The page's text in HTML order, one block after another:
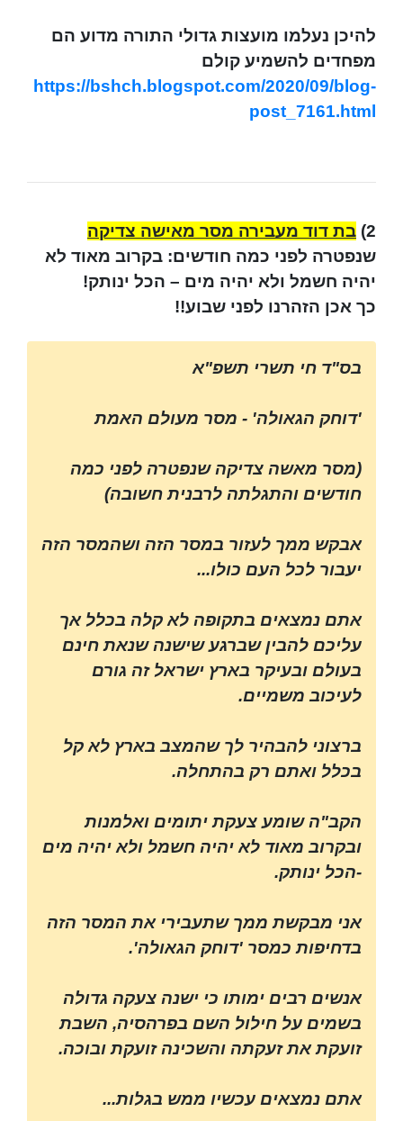
להיכן נעלמו מועצות גדולי התורה מדוע הם
מפחדים להשמיע קולם
https://bshch.blogspot.com/2020/09/blog-
post_7161.html
2) בת דוד מעבירה מסר מאישה צדיקה
שנפטרה לפני כמה חודשים: בקרוב מאוד לא
יהיה חשמל ולא יהיה מים – הכל ינותק!
כך אכן הזהרנו לפני שבוע!!
בס"ד חי תשרי תשפ"א
'דוחק הגאולה' - מסר מעולם האמת
(מסר מאשה צדיקה שנפטרה לפני כמה
חודשים והתגלתה לרבנית חשובה)
אבקש ממך לעזור במסר הזה ושהמסר הזה
יעבור לכל העם כולו...
אתם נמצאים בתקופה לא קלה בכלל אך
עליכם להבין שברגע שישנה שנאת חינם
בעולם ובעיקר בארץ ישראל זה גורם
לעיכוב משמיים.
ברצוני להבהיר לך שהמצב בארץ לא קל
בכלל ואתם רק בהתחלה.
הקב"ה שומע צעקת יתומים ואלמנות
ובקרוב מאוד לא יהיה חשמל ולא יהיה מים
-הכל ינותק.
אני מבקשת ממך שתעבירי את המסר הזה
בדחיפות כמסר 'דוחק הגאולה'.
אנשים רבים ימותו כי ישנה צעקה גדולה
בשמים על חילול השם בפרהסיה, השבת
זועקת את זעקתה והשכינה זועקת ובוכה.
אתם נמצאים עכשיו ממש בגלות...